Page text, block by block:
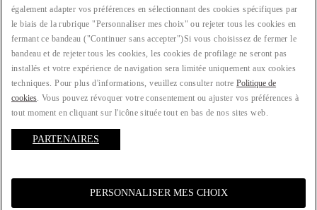
PAYS : FR
LANGUE : FRANÇAIS
Verona: 00157690207 | N. REA: VR - 383290 | Capitale sociale: Euro
1.275.000,00 | Società soggetta a direzione e coordinamento di Oniverse
également adapter vos préférences en sélectionnant des cookies spécifiques par
le biais de la rubrique "Personnaliser mes choix" ou rejeter tous les cookies en
fermant ce bandeau ("Continuer sans accepter")​ Si vous choisissez de fermer le
bandeau et de rejeter tous les cookies, les cookies de profilage ne seront pas
installés et votre expérience de navigation sera limitée uniquement aux cookies
techniques. Pour plus d'informations, veuillez consulter notrePolitique de
cookies. Vous pouvez révoquer votre consentement ou ajuster vos préférences à
tout moment en cliquant sur l'icône située tout en bas de nos sites web.
PARTENAIRES
PERSONNALISER MES CHOIX